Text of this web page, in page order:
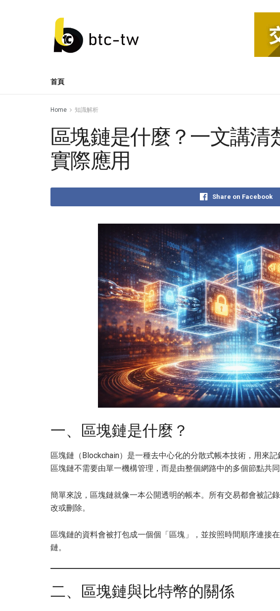
首頁
Home 知識解析
區塊鏈是什麼？一文講清
實際應用
Share on Facebook
一、區塊鏈是什麼？
區塊鏈（Blockchain）是一種去中心化的分散式帳本技術，用來
區塊鏈不需要由單一機構管理，而是由整個網路中的多個節點共同
簡單來說，區塊鏈就像一本公開透明的帳本。所有交易都會被記
改或刪除。
區塊鏈的資料會被打包成一個個「區塊」，並按照時間順序連接
鏈。
二、區塊鏈與比特幣的關係